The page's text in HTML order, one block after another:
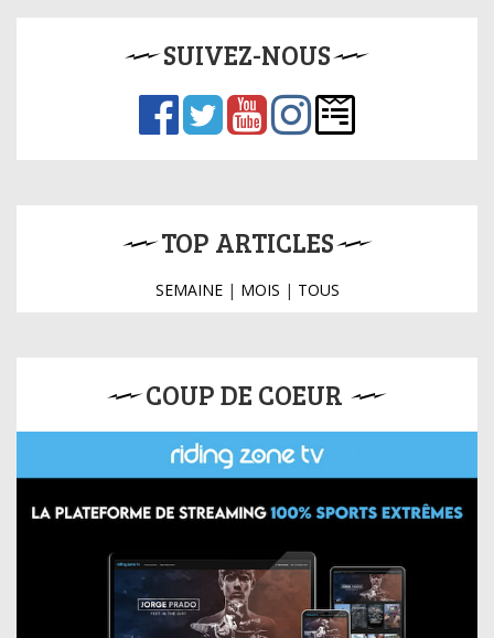
SUIVEZ-NOUS
TOP ARTICLES
SEMAINE| MOIS | TOUS
COUP DE COEUR